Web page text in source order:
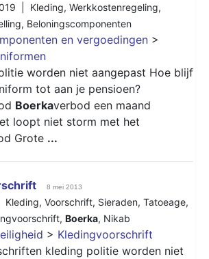
| Kleding, Werkkostenregeling,
, Beloningscomponenten
en vergoedingen >
worden niet aangepast Hoe blijf
tot aan je pensioen?
Boerkaverbod een maand
loopt niet storm met het
Grote ...
8 mei 2013
Kleding, Voorschrift, Sieraden, Tatoeage,
, Boerka, Nikab
> Kledingvoorschrift
kleding politie worden niet